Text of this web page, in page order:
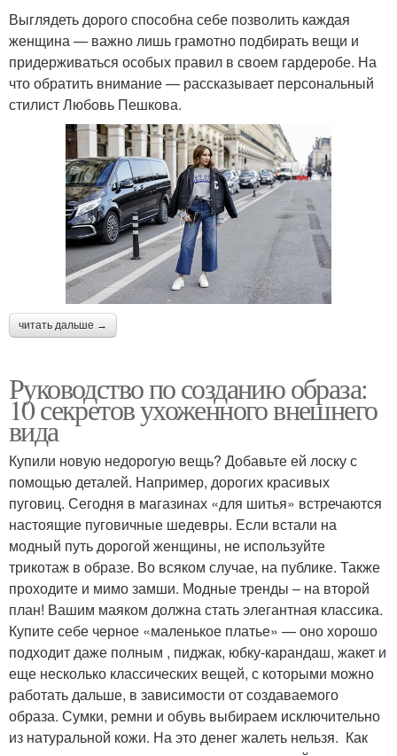
Выглядеть дорого способна себе позволить каждая
женщина — важно лишь грамотно подбирать вещи и
придерживаться особых правил в своем гардеробе. На
что обратить внимание — рассказывает персональный
стилист Любовь Пешкова.
читать дальше →
Руководство по созданию образа:
10 секретов ухоженного внешнего
вида
Купили новую недорогую вещь? Добавьте ей лоску с
помощью деталей. Например, дорогих красивых
пуговиц. Сегодня в магазинах «для шитья» встречаются
настоящие пуговичные шедевры. Если встали на
модный путь дорогой женщины, не используйте
трикотаж в образе. Во всяком случае, на публике. Также
проходите и мимо замши. Модные тренды – на второй
план! Вашим маяком должна стать элегантная классика.
Купите себе черное «маленькое платье» — оно хорошо
подходит даже полным , пиджак, юбку-карандаш, жакет и
еще несколько классических вещей, с которыми можно
работать дальше, в зависимости от создаваемого
образа. Сумки, ремни и обувь выбираем исключительно
из натуральной кожи. На это денег жалеть нельзя. Как